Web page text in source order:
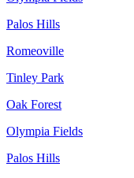
Palos Hills
Romeoville
Tinley Park
Oak Forest
Olympia Fields
Palos Hills